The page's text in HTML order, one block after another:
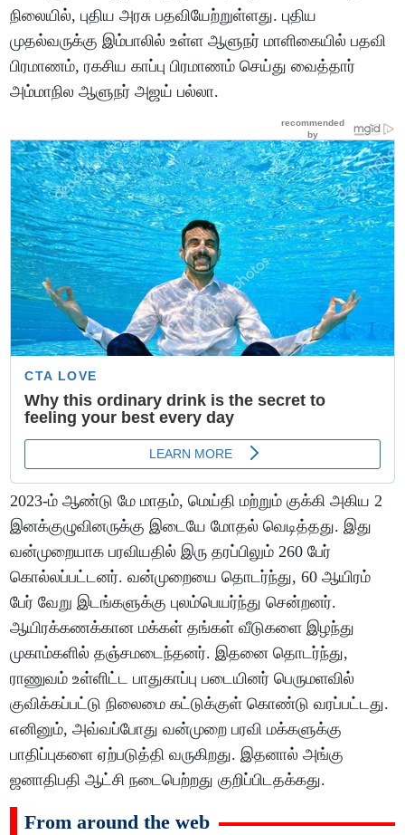
நிலையில், புதிய அரசு பதவியேற்றுள்ளது. புதிய
முதல்வருக்கு இம்பாலில் உள்ள ஆளுநர் மாளிகையில் பதவி
பிரமாணம், ரகசிய காப்பு பிரமாணம் செய்து வைத்தார்
அம்மாநில ஆளுநர் அஜய் பல்லா.
2023-ம் ஆண்டு மே மாதம், மெய்தி மற்றும் குக்கி அகிய 2
இனக்குழுவினருக்கு இடையே மோதல் வெடித்தது. இது
வன்முறையாக பரவியதில் இரு தரப்பிலும் 260 பேர்
கொல்லப்பட்டனர். வன்முறையை தொடர்ந்து, 60 ஆயிரம்
பேர் வேறு இடங்களுக்கு புலம்பெயர்ந்து சென்றனர்.
ஆயிரக்கணக்கான மக்கள் தங்கள் வீடுகளை இழந்து
முகாம்களில் தஞ்சமடைந்தனர். இதனை தொடர்ந்து,
ராணுவம் உள்ளிட்ட பாதுகாப்பு படையினர் பெருமளவில்
குவிக்கப்பட்டு நிலைமை கட்டுக்குள் கொண்டு வரப்பட்டது.
எனினும், அவ்வப்போது வன்முறை பரவி மக்களுக்கு
பாதிப்புகளை ஏற்படுத்தி வருகிறது. இதனால் அங்கு
ஜனாதிபதி ஆட்சி நடைபெற்றது குறிப்பிடதக்கது.
From around the web